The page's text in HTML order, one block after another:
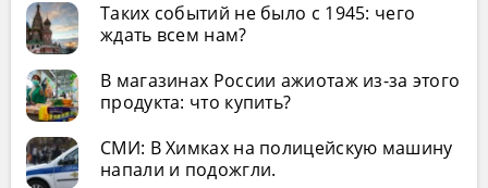
Таких событий не было с 1945: чего
ждать всем нам?
В магазинах России ажиотаж из-за этого
продукта: что купить?
СМИ: В Химках на полицейскую машину
напали и подожгли.